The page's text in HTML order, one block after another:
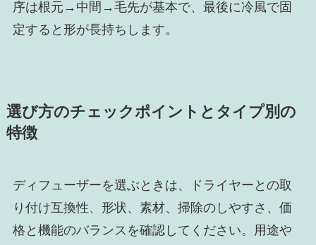
序は根元→中間→毛先が基本で、最後に冷風で固
定すると形が長持ちします。
選び方のチェックポイントとタイプ別の
特徴
ディフューザーを選ぶときは、ドライヤーとの取
り付け互換性、形状、素材、掃除のしやすさ、価
格と機能のバランスを確認してください。用途や